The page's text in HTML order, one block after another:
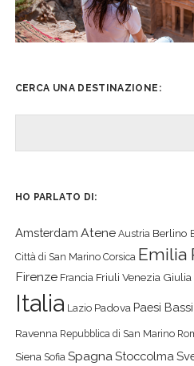
CERCA UNA DESTINAZIONE:
HO PARLATO DI:
Amsterdam Atene Austria Berlino
Città di San Marino Corsica Emilia
Firenze Francia Friuli Venezia Giulia
Italia Lazio Padova Paesi Bassi
Ravenna Repubblica di San Marino
Siena Sofia SpagnaStoccolma